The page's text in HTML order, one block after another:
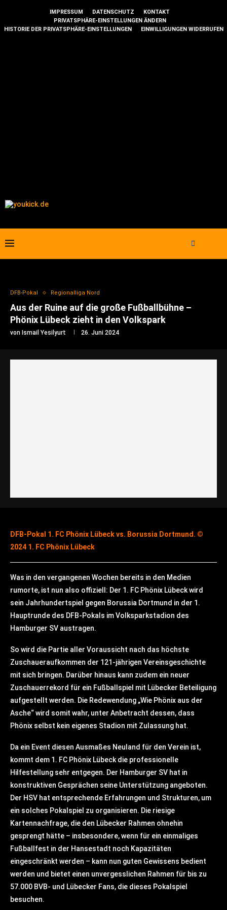
IMPRESSUM DATENSCHUTZ
KONTAKT
PRIVATSPHÄRE-EINSTELLUNGEN ÄNDERN
HISTORIE DER PRIVATSPHÄRE-EINSTELLUNGEN
EINWILLIGUNGEN WIDERRUFEN
DFB-Pokal Regionalliga Nord
Aus der Ruine auf die große Fußballbühne –
Phönix Lübeck zieht in den Volkspark
von Ismail Yesilyurt 26. Juni 2024
DFB-Pokal 1. FC Phönix Lübeck vs. Borussia Dortmund. ©
2024 1. FC Phönix Lübeck
Was in den vergangenen Wochen bereits in den Medien
rumorte, ist nun also offiziell: Der 1. FC Phönix Lübeck wird
sein Jahrhundertspiel gegen Borussia Dortmund in der 1.
Hauptrunde des DFB-Pokals im Volksparkstadion des
Hamburger SV austragen.
So wird die Partie aller Voraussicht nach das höchste
Zuschaueraufkommen der 121-jährigen Vereinsgeschichte
mit sich bringen. Darüber hinaus kann zudem ein neuer
Zuschauerrekord für ein Fußballspiel mit Lübecker Beteiligung
aufgestellt werden. Die Redewendung „Wie Phönix aus der
Asche“ wird somit wahr, unter Anbetracht dessen, dass
Phönix selbst kein eigenes Stadion mit Zulassung hat.
Da ein Event diesen Ausmaßes Neuland für den Verein ist,
kommt dem 1. FC Phönix Lübeck die professionelle
Hilfestellung sehr entgegen. Der Hamburger SV hat in
konstruktiven Gesprächen seine Unterstützung angeboten.
Der HSV hat entsprechende Erfahrungen und Strukturen, um
ein solches Pokalspiel zu organisieren. Die riesige
Kartennachfrage, die den Lübecker Rahmen ohnehin
gesprengt hätte – insbesondere, wenn für ein einmaliges
Fußballfest in der Hansestadt noch Kapazitäten
eingeschränkt werden – kann nun guten Gewissens bedient
werden und bietet einen unvergesslichen Rahmen für bis zu
57.000 BVB- und Lübecker Fans, die dieses Pokalspiel
besuchen.